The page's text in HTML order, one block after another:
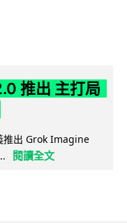
推出 主打局
推出 Grok Imagine
閱讀全文